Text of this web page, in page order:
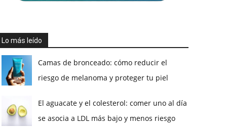
Lo más leído
Camas de bronceado: cómo reducir el
riesgo de melanoma y proteger tu piel
El aguacate y el colesterol: comer uno al día
se asocia a LDL más bajo y menos riesgo